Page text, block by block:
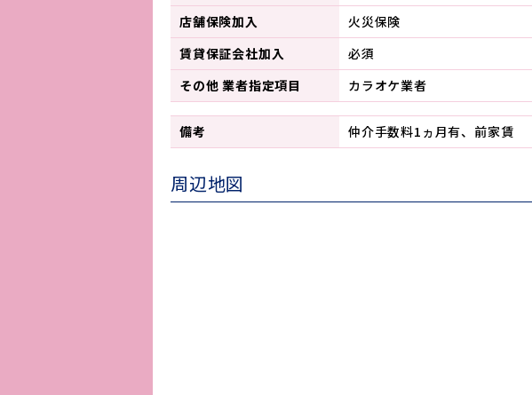
店舗保険加入
火災保険
賃貸保証会社加入
必須
その他 業者指定項目
カラオケ業者
備考 仲介手数料1ヵ月有、前家賃
周辺地図